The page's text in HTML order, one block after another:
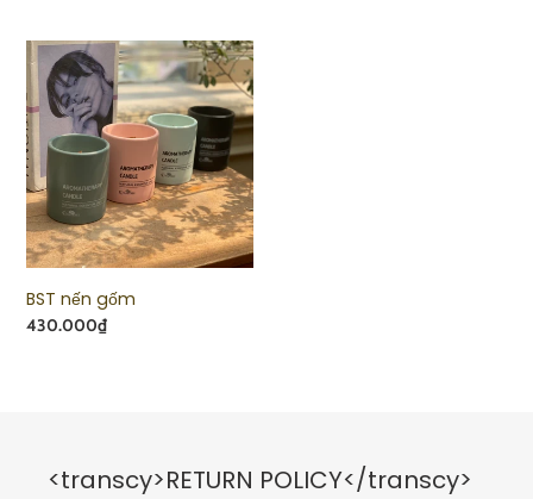
BST
nến
gốm
BST nến gốm
Regular
430.000₫
<transcy>RETURN POLICY</transcy>